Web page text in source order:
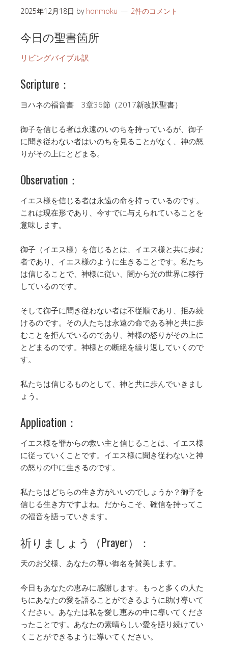
2025年12月18日 by honmoku 2件のコメント
今日の聖書箇所
リビングバイブル訳
Scripture：
ヨハネの福音書 3章36節（2017新改訳聖書）
御子を信じる者は永遠のいのちを持っているが、御子
に聞き従わない者はいのちを見ることがなく、神の怒
りがその上にとどまる。
Observation：
イエス様を信じる者は永遠の命を持っているのです。
これは現在形であり、今すでに与えられていることを
意味します。
御子（イエス様）を信じるとは、イエス様と共に歩む
者であり、イエス様のように生きることです。私たち
は信じることで、神様に従い、闇から光の世界に移行
しているのです。
そして御子に聞き従わない者は不従順であり、拒み続
けるのです。その人たちは永遠の命である神と共に歩
むことを拒んでいるのであり、神様の怒りがその上に
とどまるのです。神様との断絶を繰り返していくので
す。
私たちは信じるものとして、神と共に歩んでいきまし
ょう。
Application：
イエス様を罪からの救い主と信じることは、イエス様
に従っていくことです。イエス様に聞き従わないと神
の怒りの中に生きるのです。
私たちはどちらの生き方がいいのでしょうか？御子を
信じる生き方ですよね。だからこそ、確信を持ってこ
の福音を語っていきます。
祈りましょう（Prayer）：
天のお父様、あなたの尊い御名を賛美します。
今日もあなたの恵みに感謝します。もっと多くの人た
ちにあなたの愛を語ることができるように助け導いて
ください。あなたは私を愛し恵みの中に導いてくださ
ったことです。あなたの素晴らしい愛を語り続けてい
くことができるように導いてください。